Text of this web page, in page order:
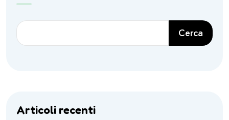
Cerca
Articoli recenti